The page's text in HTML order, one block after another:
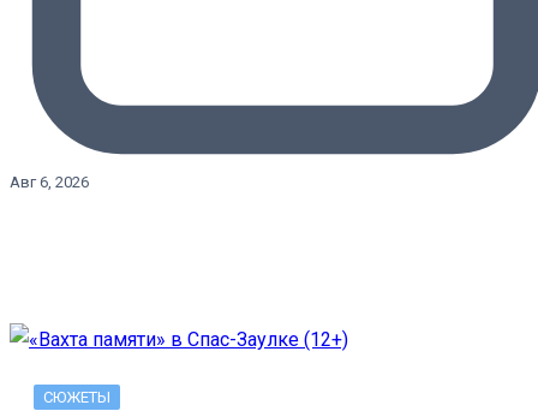
Авг 6, 2026
СЮЖЕТЫ